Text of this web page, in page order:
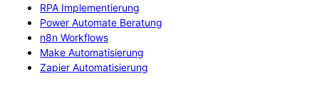
RPA Implementierung
Power Automate Beratung
n8n Workflows
Make Automatisierung
Zapier Automatisierung